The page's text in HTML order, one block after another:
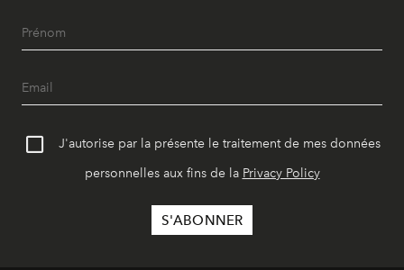
J'autorise par la présente le traitement de mes données
personnelles aux fins de la Privacy Policy